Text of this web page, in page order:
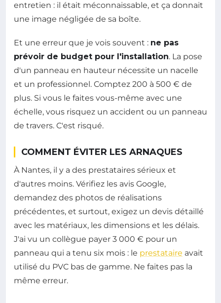
entretien : il était méconnaissable, et ça donnait
une image négligée de sa boîte.
Et une erreur que je vois souvent : ne pas
prévoir de budget pour l'installation. La pose
d'un panneau en hauteur nécessite un nacelle
et un professionnel. Comptez 200 à 500 € de
plus. Si vous le faites vous-même avec une
échelle, vous risquez un accident ou un panneau
de travers. C'est risqué.
COMMENT ÉVITER LES ARNAQUES
À Nantes, il y a des prestataires sérieux et
d'autres moins. Vérifiez les avis Google,
demandez des photos de réalisations
précédentes, et surtout, exigez un devis détaillé
avec les matériaux, les dimensions et les délais.
J'ai vu un collègue payer 3 000 € pour un
panneau qui a tenu six mois : le prestataire avait
utilisé du PVC bas de gamme. Ne faites pas la
même erreur.